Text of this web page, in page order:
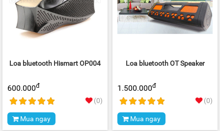
Loa bluetooth Hismart OP004
600.000đ
(0)
Mua ngay
Loa bluetooth OT Speaker
1.500.000đ
(0)
Mua ngay